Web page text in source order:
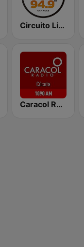
Circuito Lider Caracas
Caracol Radio - Cúcuta